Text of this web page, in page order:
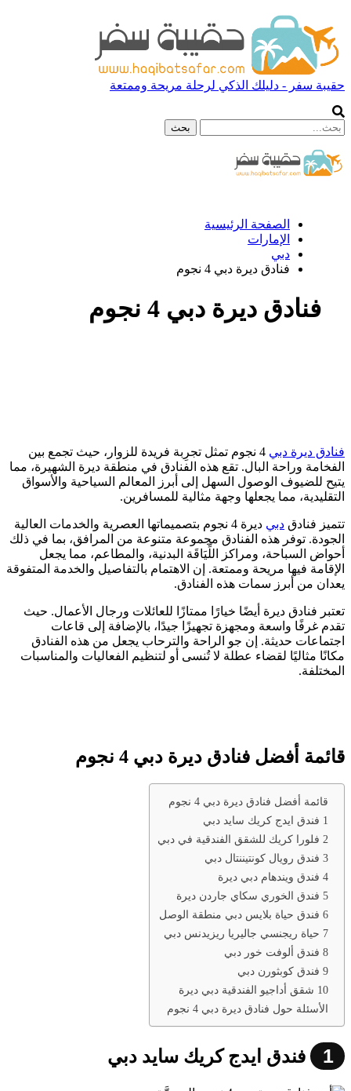
حقيبة سفر - دليلك الذكي لرحلة مريحة وممتعة
الصفحة الرئيسية
الإمارات
دبي
فنادق ديرة دبي 4 نجوم
فنادق ديرة دبي 4 نجوم
فنادق ديرة دبي
4 نجوم تمثل تجرِبة فريدة للزوار، حيث تجمع بين
الفخامة وراحة البال. تقع هذه الفنادق في منطقة ديرة الشهيرة، مما
يتيح للضيوف الوصول السهل إلى أبرز المعالم السياحية والأسواق
التقليدية، مما يجعلها وجهة مثالية للمسافرين.
تتميز فنادق دبي
ديرة 4 نجوم بتصميماتها العصرية والخدمات العالية
الجودة. توفر هذه الفنادق مجموعة متنوعة من المرافق، بما في ذلك
أحواض السباحة، ومراكز اللِّيَاقَة البدنية، والمطاعم، مما يجعل
الإقامة فيها مريحة وممتعة. إن الاهتمام بالتفاصيل والخدمة المتفوقة
يعدان من أبرز سمات هذه الفنادق.
تعتبر فنادق ديرة أيضًا خيارًا ممتازًا للعائلات ورجال الأعمال. حيث
تقدم غرفًا واسعة ومجهزة تجهيزًا جيدًا، بالإضافة إلى قاعات
اجتماعات حديثة. إن جو الراحة والترحاب يجعل من هذه الفنادق
مكانًا مثاليًا لقضاء عطلة لا تُنسى أو لتنظيم الفعاليات والمناسبات
المختلفة.
قائمة أفضل فنادق ديرة دبي 4 نجوم
قائمة أفضل فنادق ديرة دبي 4 نجوم
1 فندق ايدج كريك سايد دبي
2 فلورا كريك للشقق الفندقية في دبي
3 فندق رويال كونتيننتال دبي
4 فندق ويندهام دبي ديرة
5 فندق الخوري سكاي جاردن ديرة
6 فندق حياة بلايس دبي منطقة الوصل
7 حياة ريجنسي جاليريا ريزيدنس دبي
8 فندق ألوفت خور دبي
9 فندق كوبثورن دبي
10 شقق أداجيو الفندقية دبي ديرة
الأسئلة حول فنادق ديرة دبي 4 نجوم
1 فندق ايدج كريك سايد دبي